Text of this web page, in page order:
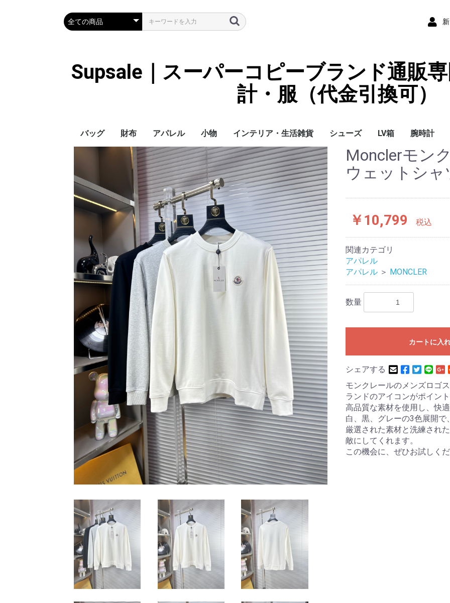
Supsale｜スーパーコピーブランド通販
計・服（代金引換可）
バッグ
LOUIS VUITTON
財布
HERMES
CHANEL
LOUIS VUITTON
Celine
YSL
Miu Miu
Prada
Gucci
Fendi
アパレル
ハイブランド
Supreme
Miu Miu
アウター
LOUIS VUITTON
MONCLER
Adidas
THE NORTH FACE
CHANEL
𝗖𝗔𝗡𝗔𝗗𝗔 𝗚𝗢𝗢𝗦𝗘
DIOR
GUCCI
VERSACE
BALENCIAGA
FENDI
子供服切れ
小物
ぼうし
ネクタイ
ハンカチ
スマホケース
サングラス・アイウェ
ア
アクセサリー
マフラー/スカーフ
傘 LOUIS VUITTON
CHANEL
HERMES
GUCCI
DIOR
FENDI
LINEID：0109shop
バッグチャーム
バッグストラップ
カード（コイン）ケー
ス
キーケース
時計
ヘアアクセサリー
インテリア・生活雑貨
寝具
ブランケット
カーペット絨毯
クッションカバー/ク
ッション
小物入れ収納ボックス
バスタオル
QRコード
シューズ
レディース/女性用
メンズ/男性用
Gucci
Chanel
LV箱 腕時計
Omega
Rolex
Cartier
Chanel
Monclerモン
ウェットシャ
￥10,799 税込
関連カテゴリ
アパレル
アパレル ＞ MONCLER
数量
カートに入
シェアする
モンクレールのメンズロゴ
ランドのアイコンがポイン
高品質な素材を使用し、快
白、黒、グレーの3色展開
厳選された素材と洗練され
敵にしてくれます。
この機会に、ぜひお試しく